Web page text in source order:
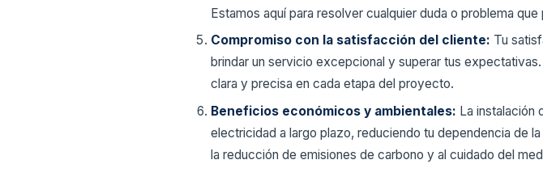
Estamos aquí para resolver cualquier duda o problema
Compromiso con la satisfacción del cliente: Tu
brindar un servicio excepcional y superar tus
clara y precisa en cada etapa del proyecto.
Beneficios económicos y ambientales: La instalación
electricidad a largo plazo, reduciendo tu dependencia de
la reducción de emisiones de carbono y al cuidado del